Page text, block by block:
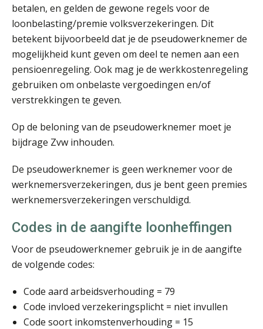
betalen, en gelden de gewone regels voor de
loonbelasting/premie volksverzekeringen. Dit
betekent bijvoorbeeld dat je de pseudowerknemer de
mogelijkheid kunt geven om deel te nemen aan een
pensioenregeling. Ook mag je de werkkostenregeling
gebruiken om onbelaste vergoedingen en/of
verstrekkingen te geven.
Op de beloning van de pseudowerknemer moet je
bijdrage Zvw inhouden.
De pseudowerknemer is geen werknemer voor de
werknemersverzekeringen, dus je bent geen premies
werknemersverzekeringen verschuldigd.
Codes in de aangifte loonheffingen
Voor de pseudowerknemer gebruik je in de aangifte
de volgende codes:
Code aard arbeidsverhouding = 79
Code invloed verzekeringsplicht = niet invullen
Code soort inkomstenverhouding = 15
Joost Severs
Edwin de Witte
Teunis van den Berg
Pieter Kok